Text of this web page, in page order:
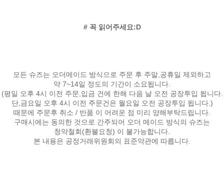
# 꼭 읽어주세요:D
모든 슈즈는 오더메이드 방식으로 주문 후 주말,공휴일 제외하고
약 7~14일 정도의 기간이 소요됩니다.
(평일 오후 4시 이전 주문,입금 건에 한해 다음 날 오전 공장투입 됩니다.
단,금요일 오후 4시 이전 주문건은 월요일 오전 공장투입 됩니다.)
때문에 주문후 취소 / 반품 이 어려운 점 미리 양해부탁드립니다.
구매시에는 동의한 것으로 간주되어 오더 메이드 방식의 슈즈는
청약철회(환불요청) 이 불가능합니다.
본 내용은 공정거래위원회의 표준약관에 따릅니다.